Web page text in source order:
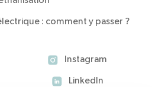
: comment y passer ?
Instagram
LinkedIn